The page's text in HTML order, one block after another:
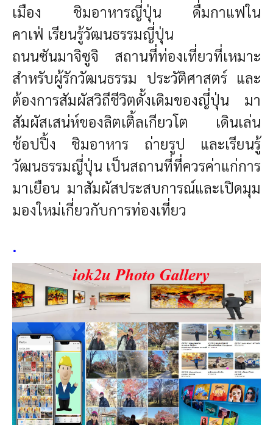
เมือง ชิมอาหารญี่ปุ่น ดื่มกาแฟใน
คาเฟ่ เรียนรู้วัฒนธรรมญี่ปุ่น
ถนนซันมาจิซูจิ สถานที่ท่องเที่ยวที่เหมาะ
สำหรับผู้รักวัฒนธรรม ประวัติศาสตร์ และ
ต้องการสัมผัสวิถีชีวิตดั้งเดิมของญี่ปุ่น มา
สัมผัสเสน่ห์ของลิตเติ้ลเกียวโต เดินเล่น
ช้อปปิ้ง ชิมอาหาร ถ่ายรูป และเรียนรู้
วัฒนธรรมญี่ปุ่น เป็นสถานที่ที่ควรค่าแก่การ
มาเยือน มาสัมผัสประสบการณ์และเปิดมุม
มองใหม่เกี่ยวกับการท่องเที่ยว
.